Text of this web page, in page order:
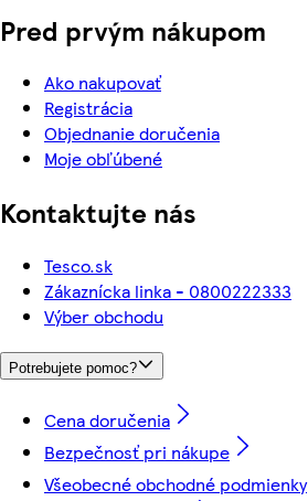
Pred prvým nákupom
Ako nakupovať
Registrácia
Objednanie doručenia
Moje obľúbené
Kontaktujte nás
Tesco.sk
Zákaznícka linka - 0800222333
Výber obchodu
Potrebujete pomoc?
Cena doručenia
Bezpečnosť pri nákupe
Všeobecné obchodné podmienky